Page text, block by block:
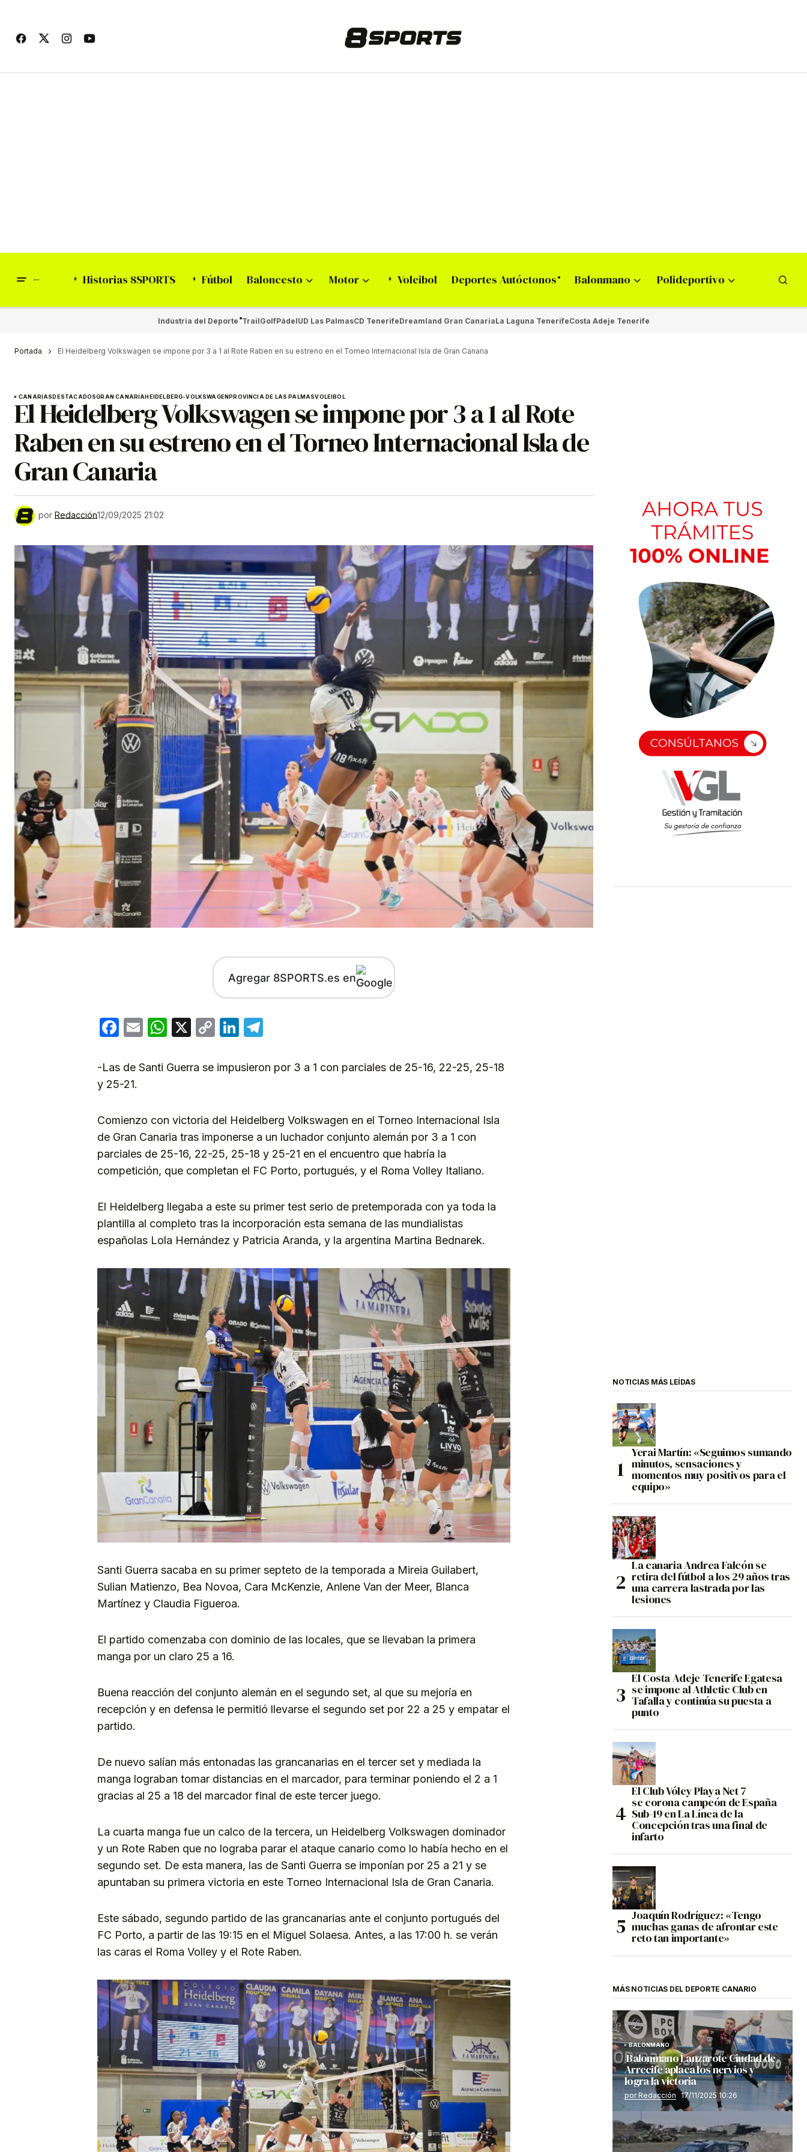
Historias 8SPORTS Fútbol Baloncesto Motor Voleibol Deportes Autóctonos Balonmano Polideportivo
Industria del Deporte TrailGolfPádelUD Las PalmasCD TenerifeDreamland Gran CanariaLa Laguna TenerifeCosta Adeje Tenerife
Portada El Heidelberg Volkswagen se impone por 3 a 1 al Rote Raben en su estreno en el Torneo Internacional Isla de Gran Canaria
CANARIASDESTACADOSGRAN CANARIAHEIDELBERG-VOLKSWAGENPROVINCIA DE LAS PALMASVOLEIBOL
El Heidelberg Volkswagen se impone por 3 a 1 al Rote
Raben en su estreno en el Torneo Internacional Isla de
Gran Canaria
por Redacción12/09/2025 21:02
Agregar 8SPORTS.es en
Facebook
EmailWhatsApp
X
CopyLinkedIn
-Las de Santi Guerra se impusieron por 3 a 1 con parciales de 25-16, 22-25, 25-18
y 25-21.
Comienzo con victoria del Heidelberg Volkswagen en el Torneo Internacional Isla
de Gran Canaria tras imponerse a un luchador conjunto alemán por 3 a 1 con
parciales de 25-16, 22-25, 25-18 y 25-21 en el encuentro que habría la
competición, que completan el FC Porto, portugués, y el Roma Volley Italiano.
El Heidelberg llegaba a este su primer test serio de pretemporada con ya toda la
plantilla al completo tras la incorporación esta semana de las mundialistas
españolas Lola Hernández y Patricia Aranda, y la argentina Martina Bednarek.
Santi Guerra sacaba en su primer septeto de la temporada a Mireia Guilabert,
Sulian Matienzo, Bea Novoa, Cara McKenzie, Anlene Van der Meer, Blanca
Martínez y Claudia Figueroa.
El partido comenzaba con dominio de las locales, que se llevaban la primera
manga por un claro 25 a 16.
Buena reacción del conjunto alemán en el segundo set, al que su mejoría en
recepción y en defensa le permitió llevarse el segundo set por 22 a 25 y empatar el
partido.
De nuevo salían más entonadas las grancanarias en el tercer set y mediada la
manga lograban tomar distancias en el marcador, para terminar poniendo el 2 a 1
gracias al 25 a 18 del marcador final de este tercer juego.
La cuarta manga fue un calco de la tercera, un Heidelberg Volkswagen dominador
y un Rote Raben que no lograba parar el ataque canario como lo había hecho en el
segundo set. De esta manera, las de Santi Guerra se imponían por 25 a 21 y se
apuntaban su primera victoria en este Torneo Internacional Isla de Gran Canaria.
Este sábado, segundo partido de las grancanarias ante el conjunto portugués del
FC Porto, a partir de las 19:15 en el Miguel Solaesa. Antes, a las 17:00 h. se verán
las caras el Roma Volley y el Rote Raben.
NOTICIAS MÁS LEÍDAS
Yerai Martín: «Seguimos sumando
minutos, sensaciones y
momentos muy positivos para el
equipo»
La canaria Andrea Falcón se
retira del fútbol a los 29 años tras
una carrera lastrada por las
lesiones
El Costa Adeje Tenerife Egatesa
se impone al Athletic Club en
Tafalla y continúa su puesta a
punto
El Club Vóley Playa Net 7
se corona campeón de España
Sub-19 en La Línea de la
Concepción tras una final de
infarto
Joaquín Rodríguez: «Tengo
muchas ganas de afrontar este
reto tan importante»
MÁS NOTICIAS DEL DEPORTE CANARIO
BALONMANO
Balonmano Lanzarote Ciudad de
Arrecife aplaca los nervios y
logra la victoria
por Redacción 17/11/2025 10:26